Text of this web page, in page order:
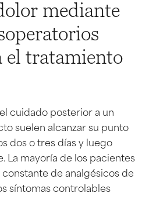
mediante
el tratamiento
cuidado posterior a un
suelen alcanzar su punto
dos o tres días y luego
La mayoría de los pacientes
de analgésicos de
síntomas controlables